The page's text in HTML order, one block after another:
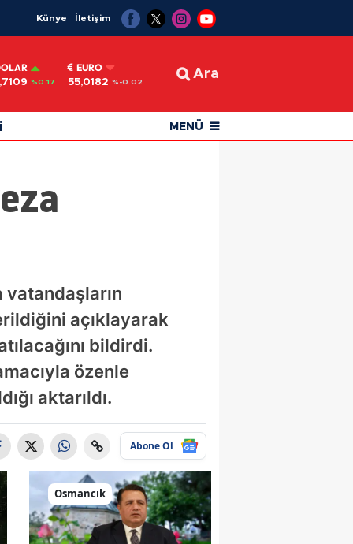
Künye İletişim
%0.17
EURO
55,0182 %-0.02
Ara
MENÜ
vatandaşların
açıklayarak
bildirdi.
özenle
aktarıldı.
Abone Ol
Osmancık